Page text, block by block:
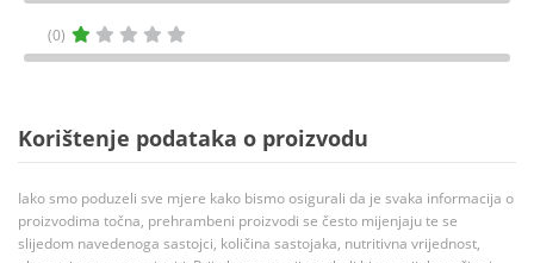
(0)
Korištenje podataka o proizvodu
Iako smo poduzeli sve mjere kako bismo osigurali da je svaka informacija o
proizvodima točna, prehrambeni proizvodi se često mijenjaju te se
slijedom navedenoga sastojci, količina sastojaka, nutritivna vrijednost,